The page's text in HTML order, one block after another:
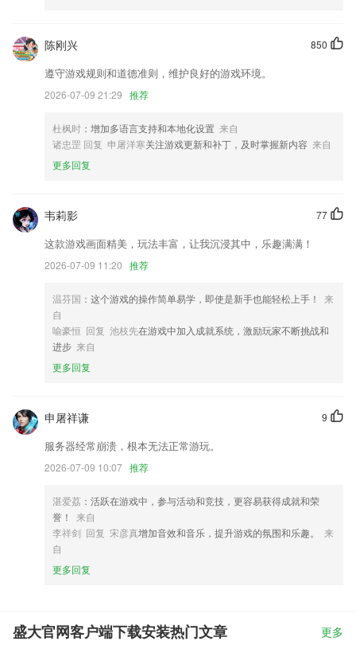
盛大官网客户端下载安装更新了什么?
增加部委运单轨迹同步
支持G7业务调车操作
以上就是江南·综合体育的介绍，如果您喜欢这款软件，您可以到应用商
店进行打分评论，说出您的使用经历，以帮助我们更好的对产品进行优化
修复已知问题；
联系我们
以上就是盛大官网客户端下载安装的介绍，如果您喜欢这款软件，您可以
进行优化修改。
850
陈刚兴
遵守游戏规则和道德准则，维护良好的游戏环境。
2026-07-09 21:29 推荐
杜枫时 ：增加多语言支持和本地化设置 来自
诸忠罡 回复 申屠洋寒关注游戏更新和补丁，及时掌握新内容 来自
更多回复
77
韦莉影
这款游戏画面精美，玩法丰富，让我沉浸其中，乐趣满满！
2026-07-09 11:20 推荐
温芬国 ：这个游戏的操作简单易学，即使是新手也能轻松上手！
来
自
喻豪恒 回复 池枝先在游戏中加入成就系统，激励玩家不断挑战和
进步 来自
更多回复
9
申屠祥谦
服务器经常崩溃，根本无法正常游玩。
2026-07-09 10:07 推荐
湛爱荔 ：活跃在游戏中，参与活动和竞技，更容易获得成就和荣
誉！
来自
李祥剑 回复 宋彦真增加音效和音乐，提升游戏的氛围和乐趣。
来
自
更多回复
盛大官网客户端下载安装热门文章 更多